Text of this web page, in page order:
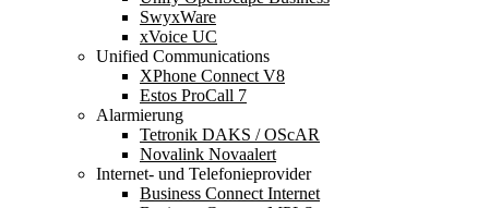
SwyxWare
xVoice UC
Unified Communications
XPhone Connect V8
Estos ProCall 7
Alarmierung
Tetronik DAKS / OScAR
Novalink Novaalert
Internet- und Telefonieprovider
Business Connect Internet